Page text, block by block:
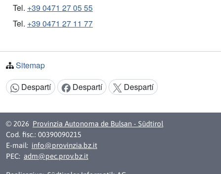
Tel. +39 0471 27 05 55
Tel. +39 0471 27 11 77
Sitemap
Argomënt despartí:
Despartí Despartí Despartí
© 2026 Provinzia Autonoma de Bulsan - Südtirol
Cod. fisc.: 00390090215
E-mail: info@provinzia.bz.it
PEC: adm@pec.prov.bz.it